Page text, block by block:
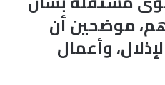
موضحين أن
وأعمال